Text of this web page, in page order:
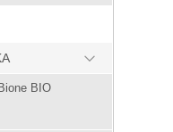
BIO